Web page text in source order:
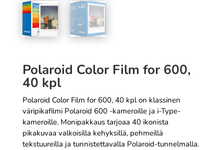
Polaroid Color Film for 600,
40 kpl
Polaroid Color Film for 600, 40 kpl on klassinen
väripikafilmi Polaroid 600 -kameroille ja i-Type-
kameroille. Monipakkaus tarjoaa 40 ikonista
pikakuvaa valkoisilla kehyksillä, pehmeillä
tekstuureilla ja tunnistettavalla Polaroid-tunnelmalla.